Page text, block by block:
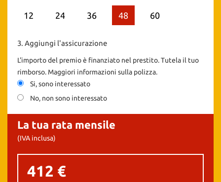
12 24 36 48 60
3. Aggiungi l'assicurazione
L'importo del premio è finanziato nel prestito. Tutela il tuo
rimborso. Maggiori informazioni sulla polizza.
Si, sono interessato
No, non sono interessato
La tua rata mensile
(IVA inclusa)
412 €